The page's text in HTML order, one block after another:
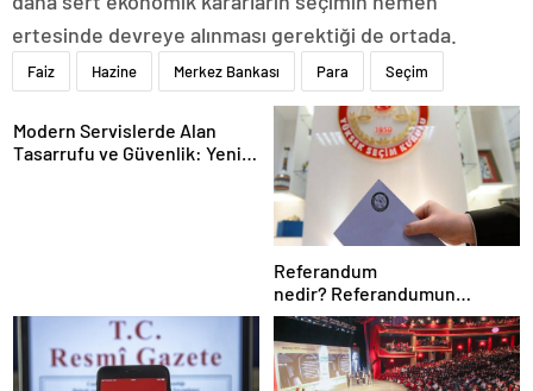
ertesinde devreye alınması gerektiği de ortada.
Faiz Hazine Merkez Bankası Para Seçim
Modern Servislerde Alan
Tasarrufu ve Güvenlik: Yeni
Referandum
nedir? Referandumun
yapılma nedenleri